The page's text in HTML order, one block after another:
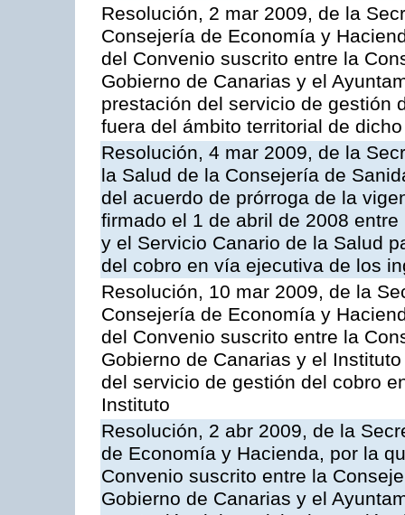
Resolución, 2 mar 2009, de la
Consejería de Economía y
del Convenio suscrito entre la
Gobierno de Canarias y el
prestación del servicio de gestión
fuera del ámbito territorial de
Resolución, 4 mar 2009, de la
la Salud de la Consejería de
del acuerdo de prórroga de la
firmado el 1 de abril de 2008
y el Servicio Canario de la Salud
del cobro en vía ejecutiva de los
Resolución, 10 mar 2009, de la
Consejería de Economía y
del Convenio suscrito entre la
Gobierno de Canarias y el
del servicio de gestión del cobro
Instituto
Resolución, 2 abr 2009, de la
de Economía y Hacienda, por la
Convenio suscrito entre la
Gobierno de Canarias y el